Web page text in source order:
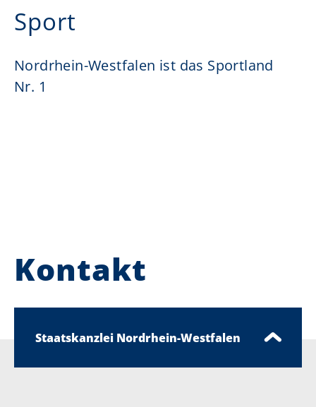
Sport
Nordrhein-Westfalen ist das Sportland
Nr. 1
Kontakt
Staatskanzlei Nordrhein-Westfalen